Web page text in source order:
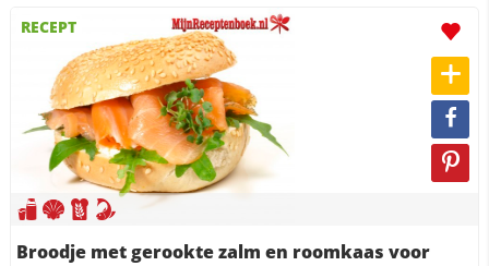
RECEPT
Broodje met gerookte zalm en roomkaas voor